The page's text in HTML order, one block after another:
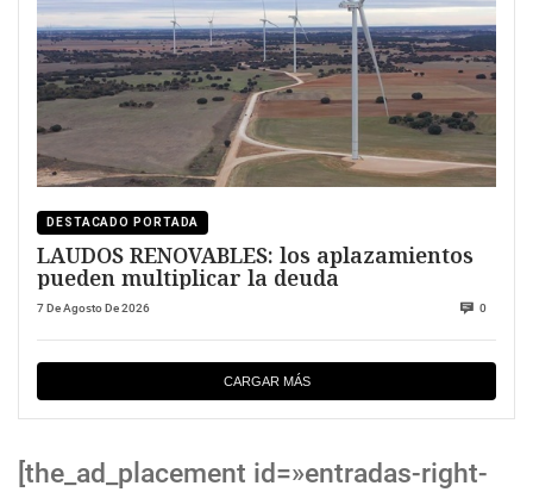
DESTACADO PORTADA
LAUDOS RENOVABLES: los aplazamientos
pueden multiplicar la deuda
7 De Agosto De 2026 0
CARGAR MÁS
[the_ad_placement id=»entradas-right-